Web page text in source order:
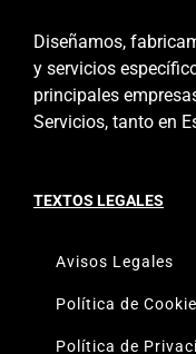
Diseñamos,
y servicios
principales
Servicios, tanto en
TEXTOS LEGALES
Avisos Legales
Política de
Política de